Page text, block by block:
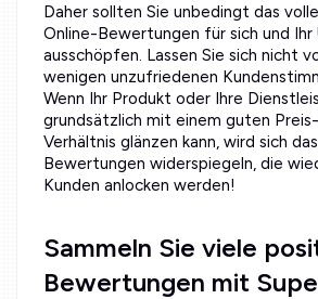
Daher sollten Sie unbedingt das
Online-Bewertungen für sich und Ihr
ausschöpfen. Lassen Sie sich nicht
wenigen unzufriedenen
Wenn Ihr Produkt oder Ihre
grundsätzlich mit einem guten
Verhältnis glänzen kann, wird sich
Bewertungen widerspiegeln, die
Kunden anlocken werden!
Sammeln Sie viele
Bewertungen mit